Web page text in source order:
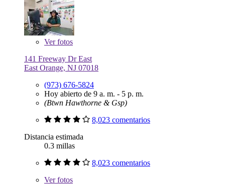
Verfotos
141 Freeway Dr East
East Orange, NJ 07018
(973) 676-5824
Hoy abierto de 9 a. m. - 5 p. m.
(Btwn Hawthorne & Gsp)
8,023 comentarios
Distancia estimada
0.3 millas
8,023 comentarios
Verfotos